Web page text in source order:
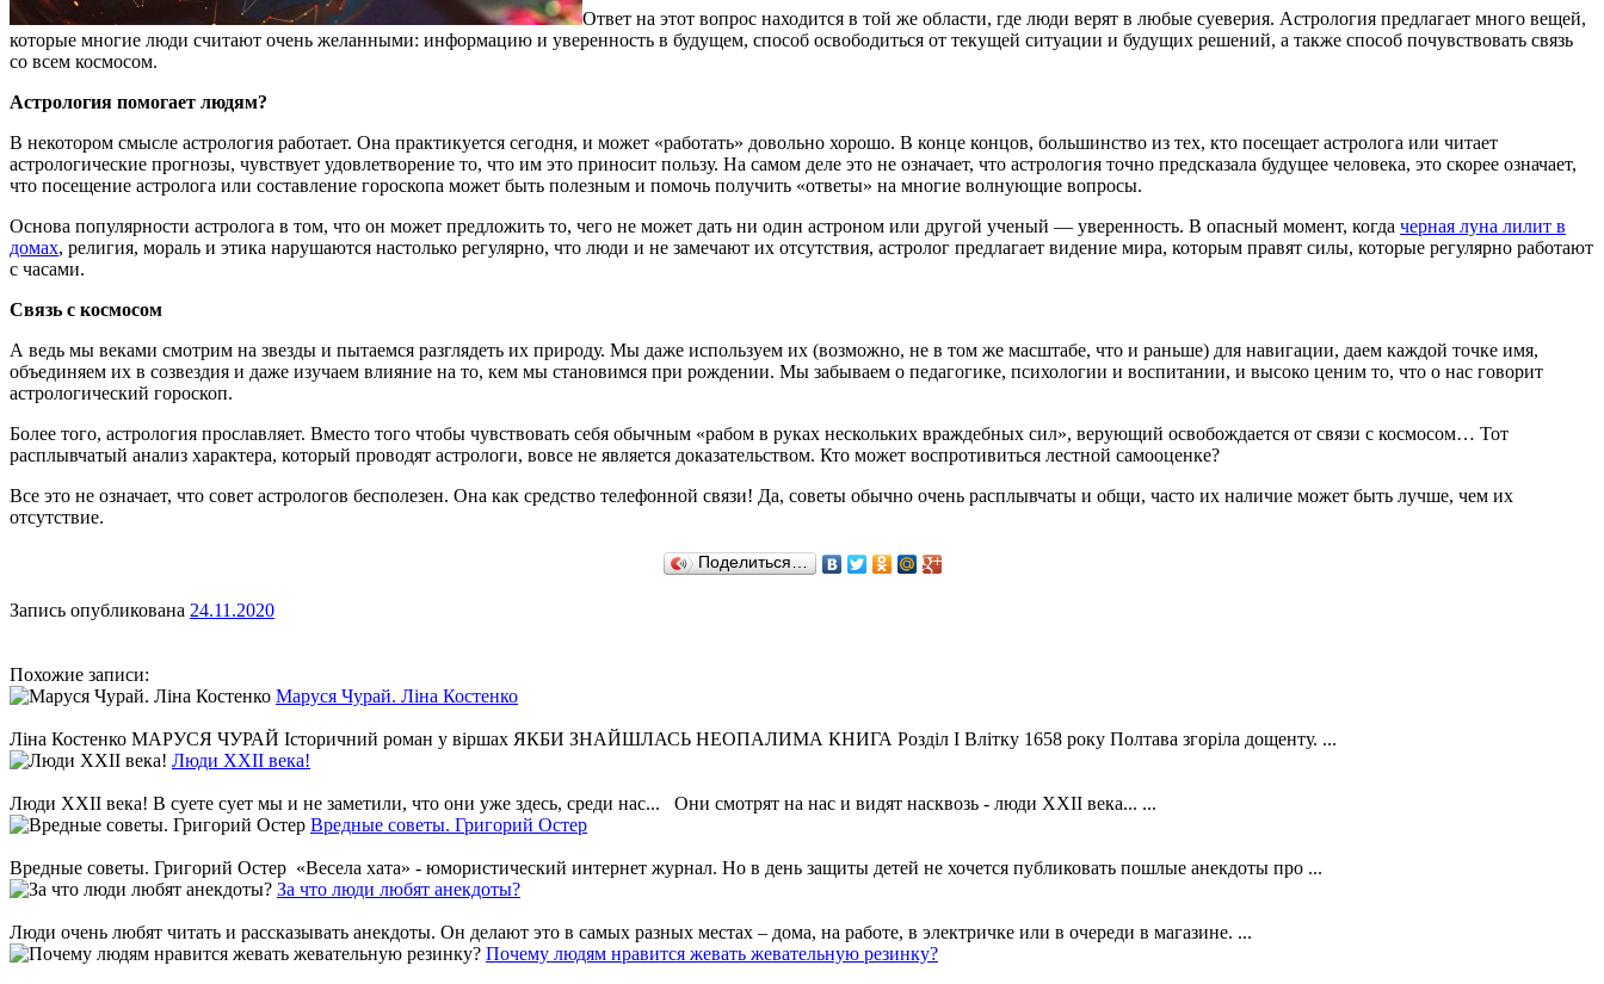
Ответ на этот вопрос находится в той же области, где люди верят в любые суеверия. Астрология предлагает много вещей,
которые многие люди считают очень желанными: информацию и уверенность в будущем, способ освободиться от текущей ситуации и будущих решений, а также способ почувствовать связь
со всем космосом.
Астрология помогает людям?
В некотором смысле астрология работает. Она практикуется сегодня, и может «работать» довольно хорошо. В конце концов, большинство из тех, кто посещает астролога или читает
астрологические прогнозы, чувствует удовлетворение то, что им это приносит пользу. На самом деле это не означает, что астрология точно предсказала будущее человека, это скорее означает,
что посещение астролога или составление гороскопа может быть полезным и помочь получить «ответы» на многие волнующие вопросы.
Основа популярности астролога в том, что он может предложить то, чего не может дать ни один астроном или другой ученый — уверенность. В опасный момент, когда черная луна лилит в
домах, религия, мораль и этика нарушаются настолько регулярно, что люди и не замечают их отсутствия, астролог предлагает видение мира, которым правят силы, которые регулярно работают
с часами.
Связь с космосом
А ведь мы веками смотрим на звезды и пытаемся разглядеть их природу. Мы даже используем их (возможно, не в том же масштабе, что и раньше) для навигации, даем каждой точке имя,
объединяем их в созвездия и даже изучаем влияние на то, кем мы становимся при рождении. Мы забываем о педагогике, психологии и воспитании, и высоко ценим то, что о нас говорит
астрологический гороскоп.
Более того, астрология прославляет. Вместо того чтобы чувствовать себя обычным «рабом в руках нескольких враждебных сил», верующий освобождается от связи с космосом… Тот
расплывчатый анализ характера, который проводят астрологи, вовсе не является доказательством. Кто может воспротивиться лестной самооценке?
Все это не означает, что совет астрологов бесполезен. Она как средство телефонной связи! Да, советы обычно очень расплывчаты и общи, часто их наличие может быть лучше, чем их
отсутствие.
Поделиться…
Запись опубликована 24.11.2020
Похожие записи:
Маруся Чурай. Ліна Костенко
Ліна Костенко МАРУСЯ ЧУРАЙ Історичний роман у віршах ЯКБИ ЗНАЙШЛАСЬ НЕОПАЛИМА КНИГА Розділ І Влітку 1658 року Полтава згоріла дощенту. ...
Люди ХХІІ века!
Люди ХХІІ века! В суете сует мы и не заметили, что они уже здесь, среди нас... Они смотрят на нас и видят насквозь - люди ХХІІ века... ...
Вредные советы. Григорий Остер
Вредные советы. Григорий Остер «Весела хата» - юмористический интернет журнал. Но в день защиты детей не хочется публиковать пошлые анекдоты про ...
За что люди любят анекдоты?
Люди очень любят читать и рассказывать анекдоты. Он делают это в самых разных местах – дома, на работе, в электричке или в очереди в магазине. ...
Почему людям нравится жевать жевательную резинку?